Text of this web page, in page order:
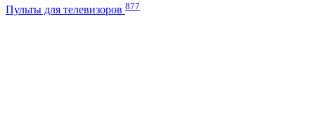
Пульты для телевизоров 877